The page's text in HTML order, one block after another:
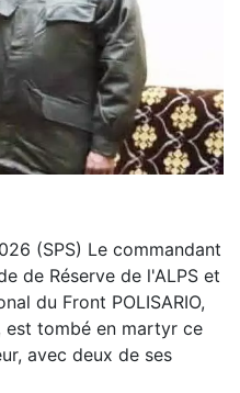
(SPS) Le commandant
de Réserve de l'ALPS et
du Front POLISARIO,
est tombé en martyr ce
avec deux de ses